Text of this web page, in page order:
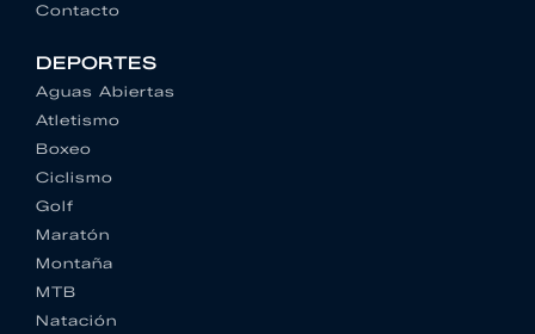
Contacto
DEPORTES
Aguas Abiertas
Atletismo
Boxeo
Ciclismo
Golf
Maratón
Montaña
MTB
Natación